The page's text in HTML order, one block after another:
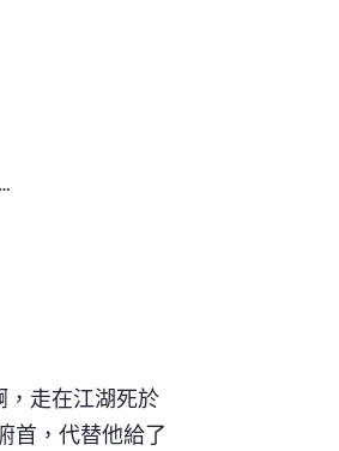
走在江湖死於
首，代替他給了